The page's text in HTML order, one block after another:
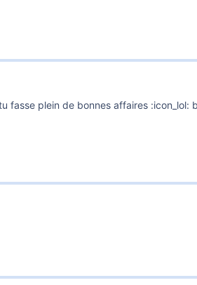
plein de bonnes affaires :icon_lol: